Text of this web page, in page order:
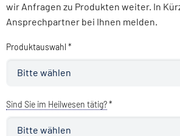
wir Anfragen zu Produkten weiter. In
Ansprechpartner bei Ihnen melden.
Produktauswahl *
Sind Sie im Heilwesen tätig?*